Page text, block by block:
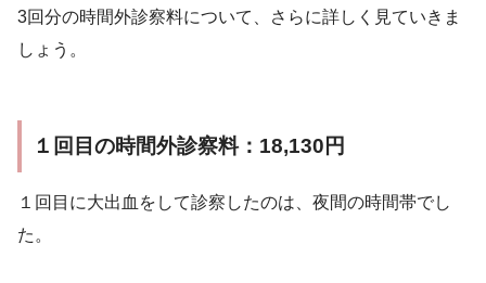
3回分の時間外診察料について、さらに詳しく見ていきま
しょう。
１回目の時間外診察料：18,130円
１回目に大出血をして診察したのは、夜間の時間帯でし
た。